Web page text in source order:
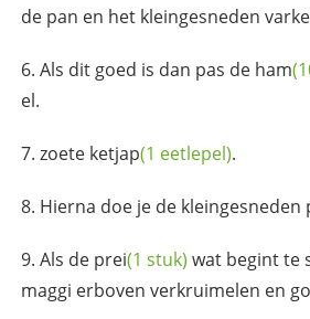
de pan en het kleingesneden
Als dit goed is dan pas de ham
el.
zoete ketjap(1 eetlepel).
Hierna doe je de kleingesneden
Als de prei(1 stuk) wat begint te
maggi erboven verkruimelen en